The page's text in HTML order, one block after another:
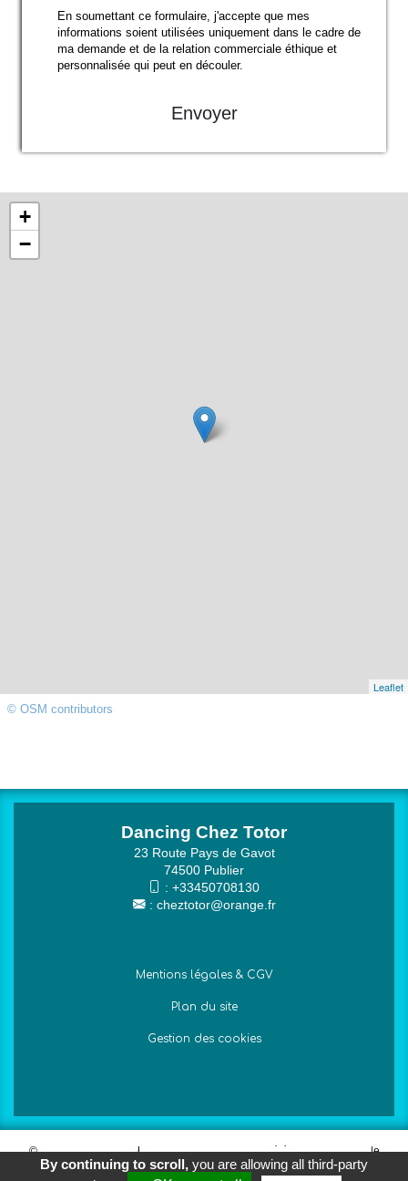
En soumettant ce formulaire, j'accepte que mes
informations soient utilisées uniquement dans le cadre de
ma demande et de la relation commerciale éthique et
personnalisée qui peut en découler.
Envoyer
+
−
Leaflet
© OSM contributors
Dancing Chez Totor
23 Route Pays de Gavot
74500 Publier
: +33450708130
: cheztotor@orange.fr
Mentions légales & CGV
Plan du site
Gestion des cookies
© 2026 Agence Web Thonon Les Bains -
Référencement Google
Thonon Les Bains
Clic And Go
création site internet thonon
By continuing to scroll,you are allowing all third-party